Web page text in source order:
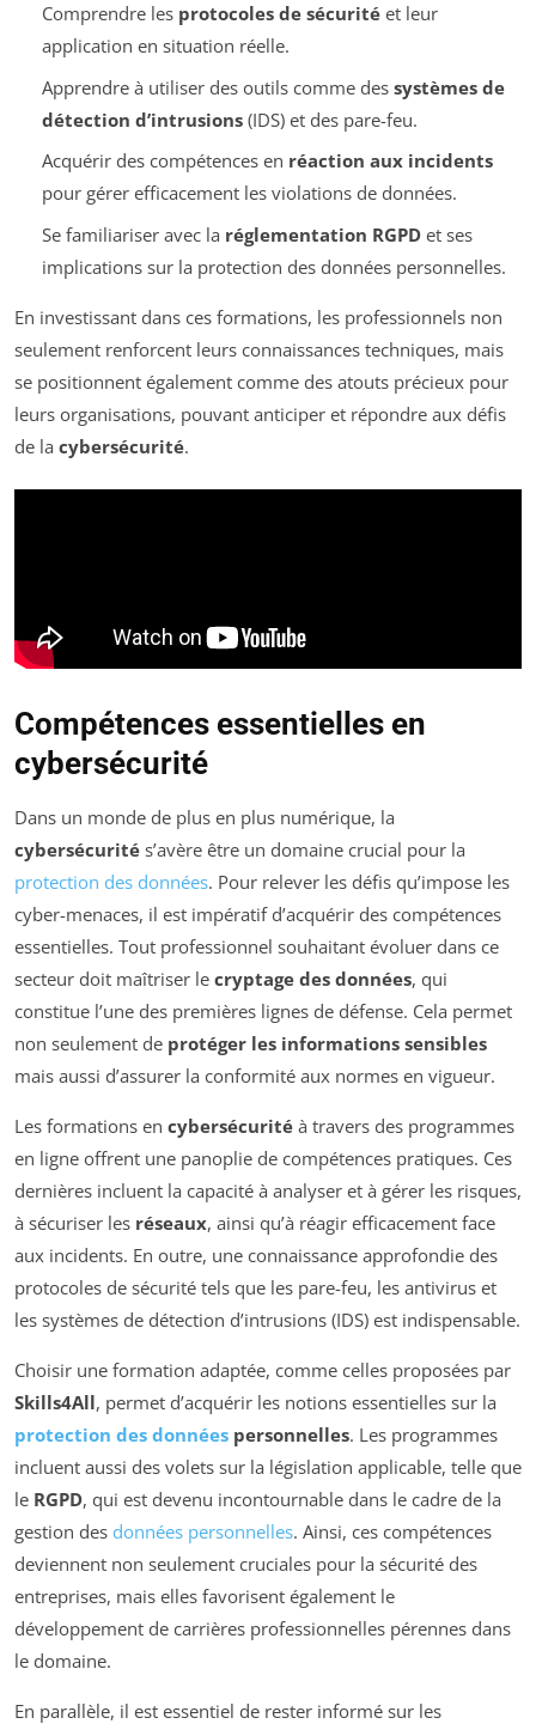
Comprendre les protocoles de sécuritéet leur
application en situation réelle.
Apprendre à utiliser des outils comme des systèmes de
détection d’intrusions(IDS) et des pare-feu.
Acquérir des compétences en réaction aux incidents
pour gérer efficacement les violations de données.
Se familiariser avec la réglementation RGPDet ses
implications sur la protection des données personnelles.
En investissant dans ces formations, les professionnels non
seulement renforcent leurs connaissances techniques, mais
se positionnent également comme des atouts précieux pour
leurs organisations, pouvant anticiper et répondre aux défis
de la cybersécurité.
Compétences essentielles en
cybersécurité
Dans un monde de plus en plus numérique, la
cybersécurité s’avère être un domaine crucial pour la
protection des données. Pour relever les défis qu’impose les
cyber-menaces, il est impératif d’acquérir des compétences
essentielles. Tout professionnel souhaitant évoluer dans ce
secteur doit maîtriser le cryptage des données, qui
constitue l’une des premières lignes de défense. Cela permet
non seulement de protéger les informations sensibles
mais aussi d’assurer la conformité aux normes en vigueur.
Les formations en cybersécurité à travers des programmes
en ligne offrent une panoplie de compétences pratiques. Ces
dernières incluent la capacité à analyser et à gérer les risques,
à sécuriser les réseaux, ainsi qu’à réagir efficacement face
aux incidents. En outre, une connaissance approfondie des
protocoles de sécurité tels que les pare-feu, les antivirus et
les systèmes de détection d’intrusions (IDS) est indispensable.
Choisir une formation adaptée, comme celles proposées par
Skills4All, permet d’acquérir les notions essentielles sur la
protection des données personnelles. Les programmes
incluent aussi des volets sur la législation applicable, telle que
le RGPD, qui est devenu incontournable dans le cadre de la
gestion des données personnelles. Ainsi, ces compétences
deviennent non seulement cruciales pour la sécurité des
entreprises, mais elles favorisent également le
développement de carrières professionnelles pérennes dans
le domaine.
En parallèle, il est essentiel de rester informé sur les